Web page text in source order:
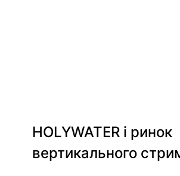
HOLYWATER і ринок
вертикального